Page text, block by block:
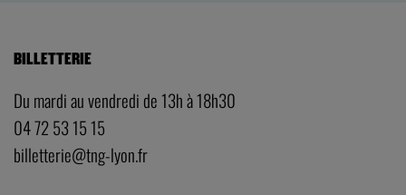
BILLETTERIE
Du mardi au vendredi de 13h à 18h30
04 72 53 15 15
billetterie@tng-lyon.fr